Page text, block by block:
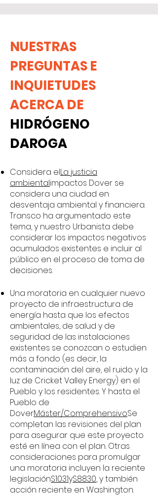
NUESTRAS
PREGUNTAS E
INQUIETUDES
ACERCA DE
HIDRÓGENO
DAROGA
Considera elLa justicia
ambientalimpactos Dover se
considera una ciudad en
desventaja ambiental y financiera.
Transco ha argumentado este
tema, y nuestro Urbanista debe
considerar los impactos negativos
acumulados existentes e incluir al
público en el proceso de toma de
decisiones.
Una moratoria en cualquier nuevo
proyecto de infraestructura de
energía hasta que los efectos
ambientales, de salud y de
seguridad de las instalaciones
existentes se conozcan o estudien
más a fondo (es decir, la
contaminación del aire, el ruido y la
luz de Cricket Valley Energy) en el
Pueblo y los residentes. Y hasta el
Pueblo de
DoverMáster/ComprehensivoSe
completan las revisiones del plan
para asegurar que este proyecto
esté en línea con el plan. Otras
consideraciones para promulgar
una moratoria incluyen la reciente
legislaciónS1031yS8830, y también
acción reciente en Washington.